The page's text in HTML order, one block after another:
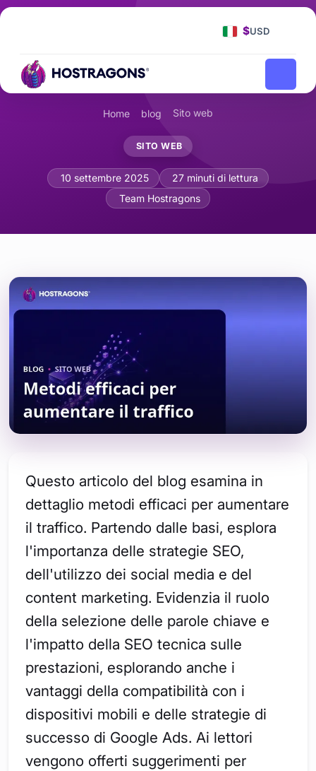
$USD
Home blog Sito web
SITO WEB
Metodi efficaci per aumentare il
10 settembre 2025
27 minuti di lettura
Team Hostragons
Questo articolo del blog esamina in
dettaglio metodi efficaci per aumentare
il traffico. Partendo dalle basi, esplora
l'importanza delle strategie SEO,
dell'utilizzo dei social media e del
content marketing. Evidenzia il ruolo
della selezione delle parole chiave e
l'impatto della SEO tecnica sulle
prestazioni, esplorando anche i
vantaggi della compatibilità con i
dispositivi mobili e delle strategie di
successo di Google Ads. Ai lettori
vengono offerti suggerimenti per